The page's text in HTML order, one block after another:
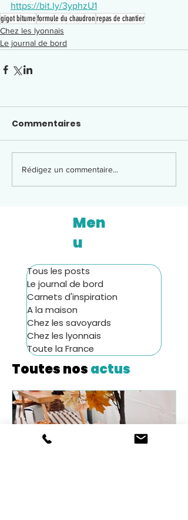
https://bit.ly/3yphzU1
gigot bitumeformule du chaudronrepas de chantier
Chez les lyonnais
Le journal de bord
Commentaires
Rédigez un commentaire...
Men
u
Tous les posts
Le journal de bord
Carnets d'inspiration
A la maison
Chez les savoyards
Chez les lyonnais
Toute la France
Toutes nosactus